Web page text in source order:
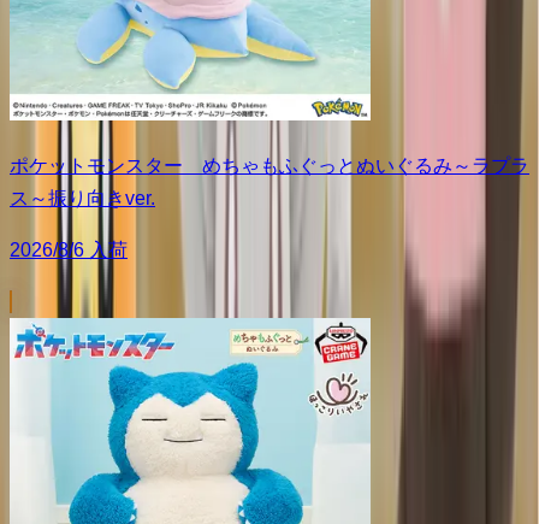
ポケットモンスター めちゃもふぐっとぬいぐるみ～ラプラ
ス～振り向きver.
2026/8/6 入荷